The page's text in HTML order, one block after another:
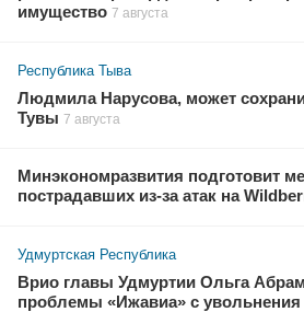
имущество 7 августа
Республика Тыва
Людмила Нарусова, может
Тувы 7 августа
Минэкономразвития подготовит
пострадавших из-за атак на
Удмуртская Республика
Врио главы Удмуртии Ольга
проблемы «Ижавиа» с увольнения